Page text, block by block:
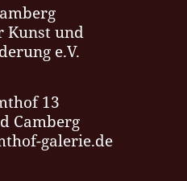
Kunst und
e.V.
13
Camberg
galerie.de